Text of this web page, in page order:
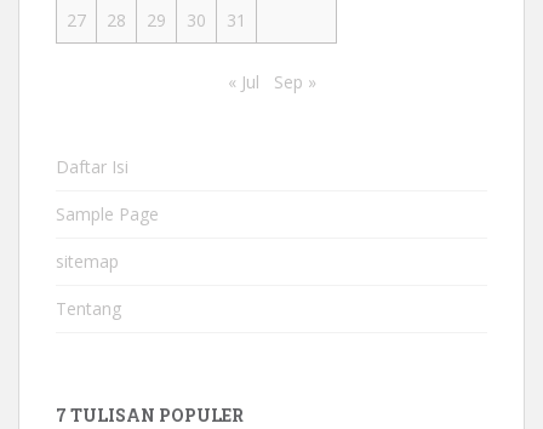
27
28 29 30 31
« Jul Sep »
Daftar Isi
Sample Page
sitemap
Tentang
7 TULISAN POPULER